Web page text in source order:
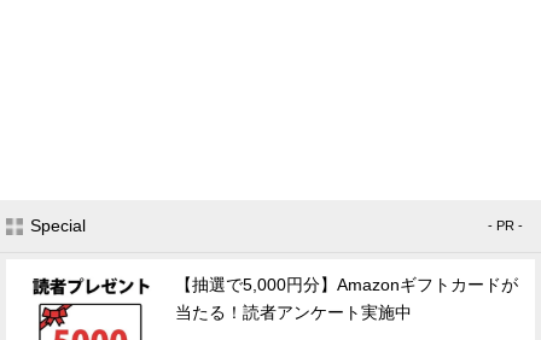
Special - PR -
【抽選で5,000円分】Amazonギフトカードが
当たる！読者アンケート実施中